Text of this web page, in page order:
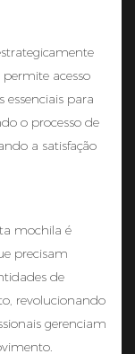
acesso
essenciais para
o processo de
a satisfação
mochila é
precisam
de
revolucionando
gerenciam